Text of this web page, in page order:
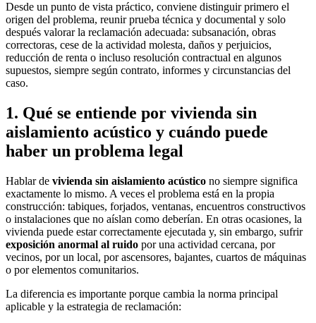
Desde un punto de vista práctico, conviene distinguir primero el
origen del problema, reunir prueba técnica y documental y solo
después valorar la reclamación adecuada: subsanación, obras
correctoras, cese de la actividad molesta, daños y perjuicios,
reducción de renta o incluso resolución contractual en algunos
supuestos, siempre según contrato, informes y circunstancias del
caso.
1. Qué se entiende por vivienda sin
aislamiento acústico y cuándo puede
haber un problema legal
Hablar de vivienda sin aislamiento acústico no siempre significa
exactamente lo mismo. A veces el problema está en la propia
construcción: tabiques, forjados, ventanas, encuentros constructivos
o instalaciones que no aíslan como deberían. En otras ocasiones, la
vivienda puede estar correctamente ejecutada y, sin embargo, sufrir
exposición anormal al ruido por una actividad cercana, por
vecinos, por un local, por ascensores, bajantes, cuartos de máquinas
o por elementos comunitarios.
La diferencia es importante porque cambia la norma principal
aplicable y la estrategia de reclamación: